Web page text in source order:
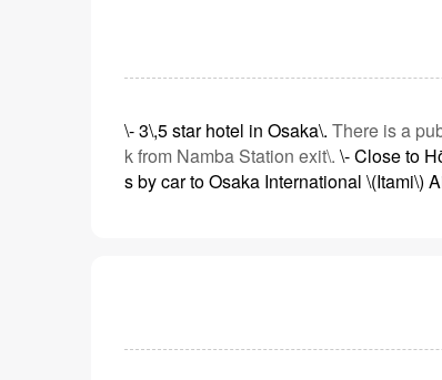
\- 3\,5 star hotel in Osaka\. There is a
k from Namba Station exit\. \- Close to
s by car to Osaka International \(Itami\)